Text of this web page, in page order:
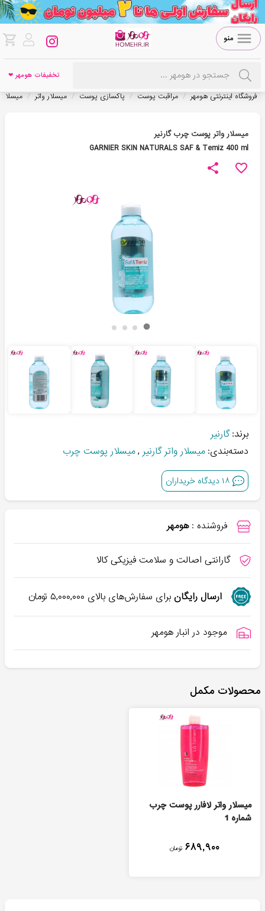
منو
تخفیفات هومهر ❤
فروشگاه اینترنتی هومهر / مراقبت پوست / پاکسازی پوست / میسلار واتر / میسلار
میسلار واتر پوست چرب گارنیر
GARNIER SKIN NATURALS SAF & Temiz 400 ml
برند: گارنیر
دسته‌بندی: میسلار واتر گارنیر ,میسلار پوست چرب
۱۸دیدگاه خریداران
فروشنده : هومهر
گارانتی اصالت و سلامت فیزیکی کالا
ارسال رایگانبرای سفارش‌های بالای ۵,۰۰۰,۰۰۰تومان
موجود در انبار هومهر
محصولات مکمل
میسلار واتر لافارر پوست چرب
شماره 1
۶۸۹,۹۰۰ تومان